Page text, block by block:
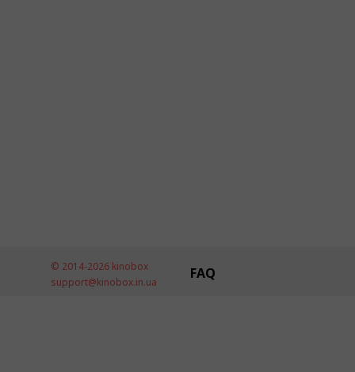
© 2014-2026 kinobox
support@kinobox.in.ua
FAQ